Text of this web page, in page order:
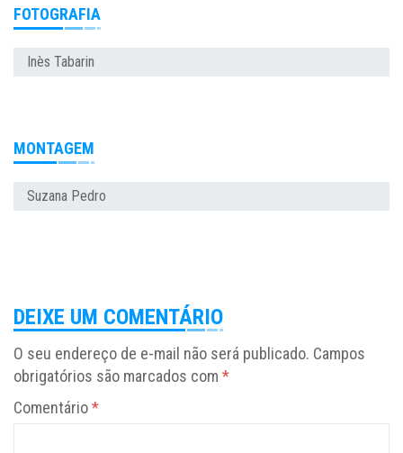
FOTOGRAFIA
Inès Tabarin
MONTAGEM
Suzana Pedro
DEIXE UM COMENTÁRIO
O seu endereço de e-mail não será publicado. Campos
obrigatórios são marcados com *
Comentário*